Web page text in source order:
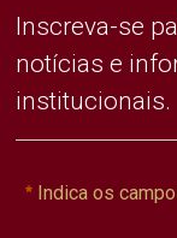
Inscreva-se
notícias e
institucionais.
Indica os